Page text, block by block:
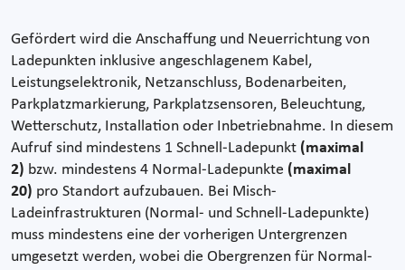
Gefördert wird die Anschaffung und Neuerrichtung von
Ladepunkten inklusive angeschlagenem Kabel,
Leistungselektronik, Netzanschluss, Bodenarbeiten,
Parkplatzmarkierung, Parkplatzsensoren, Beleuchtung,
Wetterschutz, Installation oder Inbetriebnahme. In diesem
Aufruf sind mindestens 1 Schnell-Ladepunkt (maximal
2) bzw. mindestens 4 Normal-Ladepunkte (maximal
20) pro Standort aufzubauen. Bei Misch-
Ladeinfrastrukturen (Normal- und Schnell-Ladepunkte)
muss mindestens eine der vorherigen Untergrenzen
umgesetzt werden, wobei die Obergrenzen für Normal-